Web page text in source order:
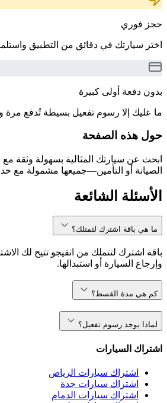
حجز فوري
اختر سيارتك في دقائق من التطبيق
بدون دفعة أولى كبيرة
ما عليك إلا رسوم تفعيل بسيطة تُدفع مرة
حول هذه الصفحة
الصيانة أو التأمين—جميعها مشمولة مع
الأسئلة الشائعة
ما هي باقة اشترك لتمتلك؟
باقة اشترك لتتملك من انفيجو تتيح لك
وإرجاع السيارة أو استبدالها.
كم هي مدة القسط؟
لماذا يوجد رسوم تفعيل؟
اشتراك السيارات
اشتراك سيارات الرياض
اشتراك سيارات جدة
اشتراك سيارات الدمام